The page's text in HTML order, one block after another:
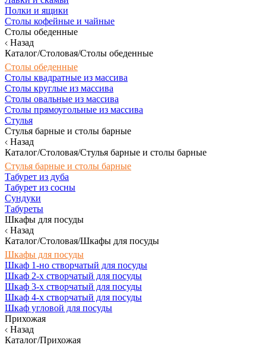
Полки и ящики
Столы кофейные и чайные
Столы обеденные
Назад
Каталог/Столовая/Столы обеденные
Столы обеденные
Столы квадратные из массива
Столы круглые из массива
Столы овальные из массива
Столы прямоугольные из массива
Стулья
Стулья барные и столы барные
Назад
Каталог/Столовая/Стулья барные и столы барные
Стулья барные и столы барные
Табурет из дуба
Табурет из сосны
Сундуки
Табуреты
Шкафы для посуды
Назад
Каталог/Столовая/Шкафы для посуды
Шкафы для посуды
Шкаф 1-но створчатый для посуды
Шкаф 2-х створчатый для посуды
Шкаф 3-х створчатый для посуды
Шкаф 4-х створчатый для посуды
Шкаф угловой для посуды
Прихожая
Назад
Каталог/Прихожая